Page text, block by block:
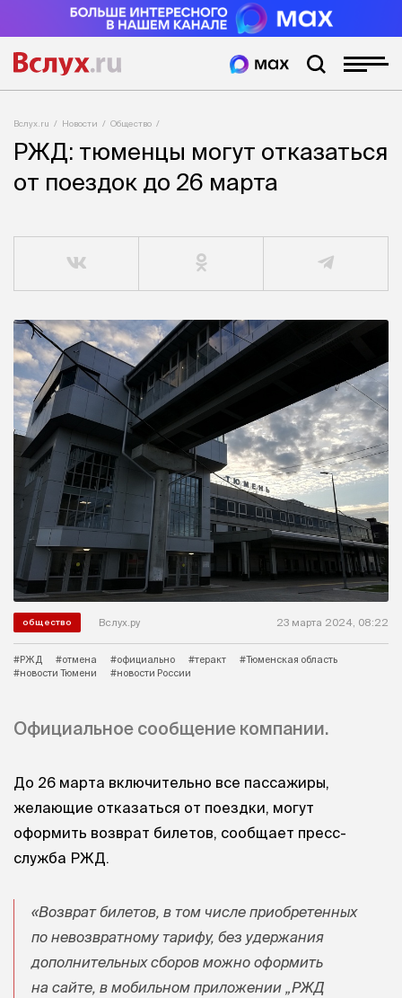
Вслух.ru Новости Общество
РЖД: тюменцы могут отказаться
от поездок до 26 марта
общество Вслух.ру 23 марта 2024, 08:22
#РЖД #отмена #официально #теракт
#Тюменская область
#новости Тюмени
#новости России
Официальное сообщение компании.
До 26 марта включительно все пассажиры,
желающие отказаться от поездки, могут
оформить возврат билетов, сообщает пресс-
служба РЖД.
«Возврат билетов, в том числе приобретенных
по невозвратному тарифу, без удержания
дополнительных сборов можно оформить
на сайте, в мобильном приложении „РЖД